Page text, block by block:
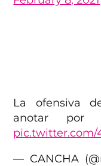
La ofensiva
anotar por
pic.twitter.com/
— CANCHA